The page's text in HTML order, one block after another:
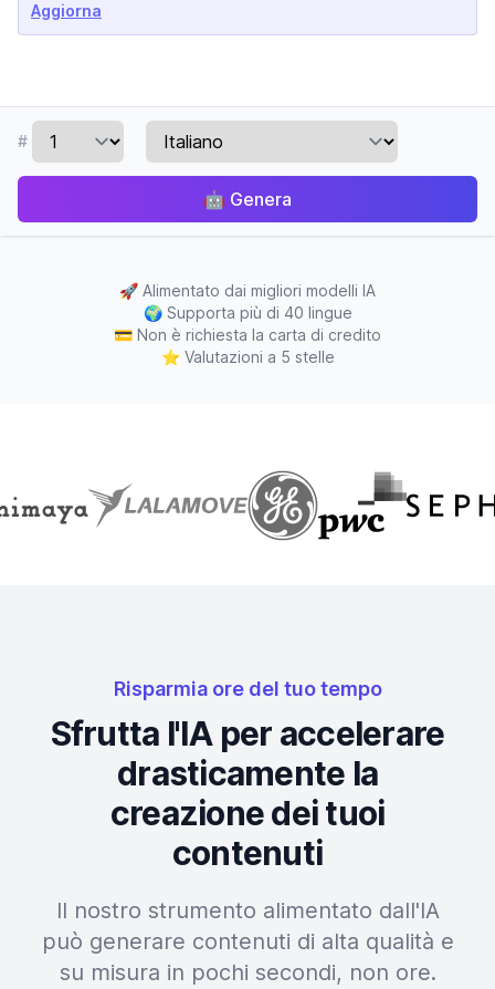
Aggiorna
#
🤖 Genera
🚀 Alimentato dai migliori modelli IA
🌍 Supporta più di 40 lingue
💳 Non è richiesta la carta di credito
⭐ Valutazioni a 5 stelle
Risparmia ore del tuo tempo
Sfrutta l'IA per accelerare
drasticamente la
creazione dei tuoi
contenuti
Il nostro strumento alimentato dall'IA
può generare contenuti di alta qualità e
su misura in pochi secondi, non ore.